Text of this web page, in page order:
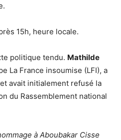
15h, heure locale.
politique tendu. Mathilde
La France insoumise (LFI), a
avait initialement refusé la
du Rassemblement national
à Aboubakar Cisse